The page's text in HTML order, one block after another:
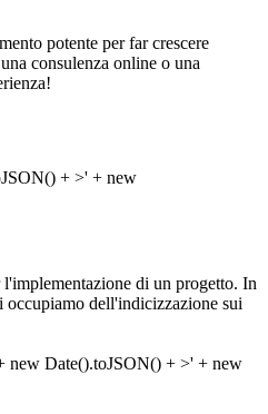
potente per far crescere
consulenza online o una
di un progetto. In
occupiamo dell'indicizzazione sui